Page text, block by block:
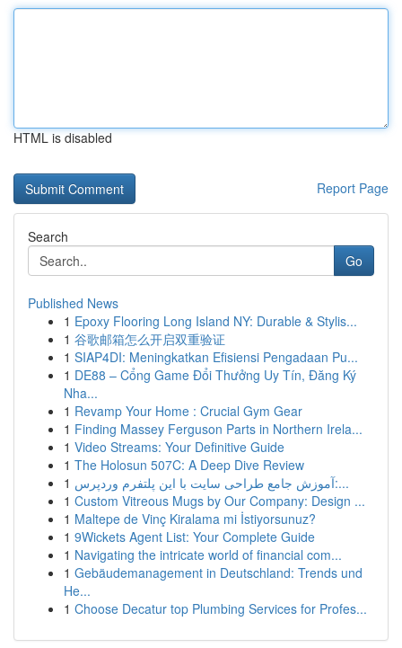
HTML is disabled
Report Page
Search
Go
Published News
1 Epoxy Flooring Long Island NY: Durable & Stylis...
1 谷歌邮箱怎么开启双重验证
1 SIAP4DI: Meningkatkan Efisiensi Pengadaan Pu...
1 DE88 – Cổng Game Đổi Thưởng Uy Tín, Đăng Ký
Nha...
1 Revamp Your Home : Crucial Gym Gear
1 Finding Massey Ferguson Parts in Northern Irela...
1 Video Streams: Your Definitive Guide
1 The Holosun 507C: A Deep Dive Review
1
آموزش جامع طراحی سایت با این پلتفرم وردپرس:...
1 Custom Vitreous Mugs by Our Company: Design ...
1 Maltepe de Vinç Kiralama mi İstiyorsunuz?
1 9Wickets Agent List: Your Complete Guide
1 Navigating the intricate world of financial com...
1 Gebäudemanagement in Deutschland: Trends und
He...
1 Choose Decatur top Plumbing Services for Profes...